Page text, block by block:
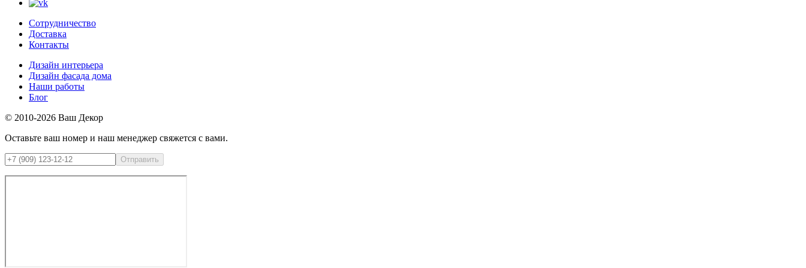
Сотрудничество
Доставка
Контакты
Дизайн интерьера
Дизайн фасада дома
Наши работы
Блог
© 2010-2026 Ваш Декор
Оставьте ваш номер и наш менеджер свяжется с вами.